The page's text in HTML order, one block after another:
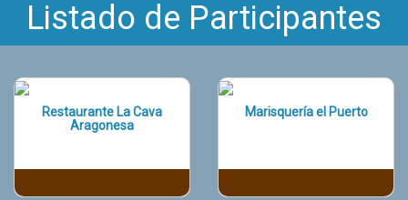
Listado de Participantes
Restaurante La Cava
Aragonesa
Marisquería el Puerto